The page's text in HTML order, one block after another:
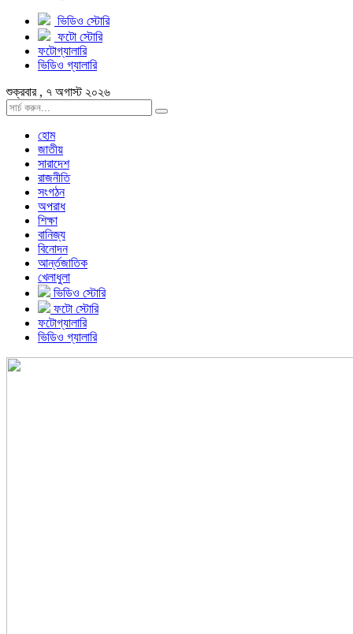
ভিডিও স্টোরি
ফটো স্টোরি
ফটোগ্যালারি
ভিডিও গ্যালারি
শুক্রবার , ৭ অগাস্ট ২০২৬
হোম
জাতীয়
সারাদেশ
রাজনীতি
সংগঠন
অপরাধ
শিক্ষা
বানিজ্য
বিনোদন
আর্ন্তজাতিক
খেলাধুলা
ভিডিও স্টোরি
ফটো স্টোরি
ফটোগ্যালারি
ভিডিও গ্যালারি